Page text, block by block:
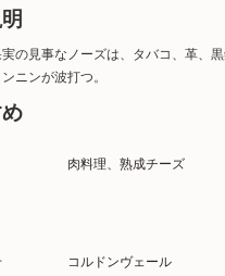
の見事なノーズは、タバコ、革、
ニンが波打つ。
肉料理、熟成チーズ
コルドンヴェール